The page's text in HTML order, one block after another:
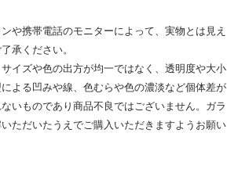
や携帯電話のモニターによって、実物とは見え
承ください。
イズや色の出方が均一ではなく、透明度や大小
よる凹みや線、色むらや色の濃淡など個体差が
いものであり商品不良ではございません。ガラ
ただいたうえでご購入いただきますようお願い